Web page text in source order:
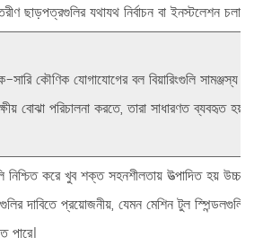
ছাড়পত্রগুলির যথাযথ নির্বাচন বা ইনস্টলেশন
সারিকৌণিক যোগাযোগের বল বিয়ারিংগুলি
বোঝা পরিচালনা করতে, তারা সাধারণত ব্যবহৃত হয়
নিশ্চিত করে খুব শক্ত সহনশীলতায় উত্পাদিত হয়উচ্চ
দাবিতে প্রয়োজনীয়, যেমন মেশিন টুল
পারে।